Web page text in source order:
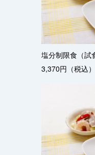
塩分制限食（試
3,370円（税込）